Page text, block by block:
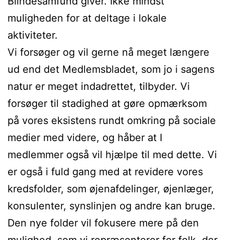
muligheden for at deltage i lokale
aktiviteter.
Vi forsøger og vil gerne nå meget længere
ud end det Medlemsbladet, som jo i sagens
natur er meget indadrettet, tilbyder. Vi
forsøger til stadighed at gøre opmærksom
på vores eksistens rundt omkring på sociale
medier med videre, og håber at I
medlemmer også vil hjælpe til med dette. Vi
er også i fuld gang med at revidere vores
kredsfolder, som øjenafdelinger, øjenlæger,
konsulenter, synslinjen og andre kan bruge.
Den nye folder vil fokusere mere på den